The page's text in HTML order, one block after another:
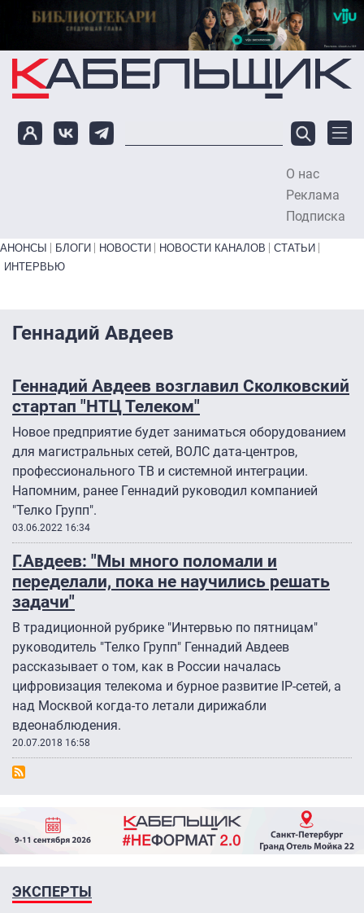
Перейти к основному содержанию
О нас
Реклама
Подписка
Primary links bottom
АНОНСЫ БЛОГИ НОВОСТИ НОВОСТИ КАНАЛОВ
СТАТЬИ
ИНТЕРВЬЮ
Геннадий Авдеев
Геннадий Авдеев возглавил Сколковский
стартап "НТЦ Телеком"
Новое предприятие будет заниматься оборудованием
для магистральных сетей, ВОЛС дата-центров,
профессионального ТВ и системной интеграции.
Напомним, ранее Геннадий руководил компанией
"Телко Групп".
03.06.2022 16:34
Г.Авдеев: "Мы много поломали и
переделали, пока не научились решать
задачи"
В традиционной рубрике "Интервью по пятницам"
руководитель "Телко Групп" Геннадий Авдеев
рассказывает о том, как в России началась
цифровизация телекома и бурное развитие IP-сетей, а
над Москвой когда-то летали дирижабли
вдеонаблюдения.
20.07.2018 16:58
ЭКСПЕРТЫ